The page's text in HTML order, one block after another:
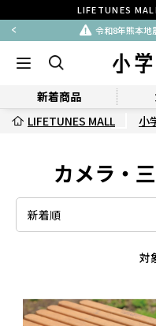
LIFETUNES
令和8年熊本地
新着商品
LIFETUNES MALL
小
カメラ・
対